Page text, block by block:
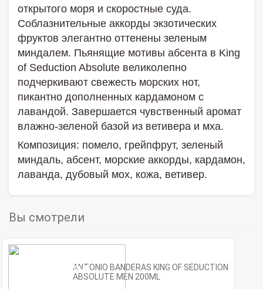
открытого моря и скоростные суда.
Соблазнительные аккорды экзотических
фруктов элегантно оттенены зеленым
миндалем. Пьянящие мотивы абсента в King
of Seduction Absolute великолепно
подчеркивают свежесть морских нот,
пикантно дополненных кардамоном с
лавандой. Завершается чувственный аромат
влажно-зеленой базой из ветивера и мха.
Композиция: помело, грейпфрут, зеленый
миндаль, абсент, морские аккорды, кардамон,
лаванда, дубовый мох, кожа, ветивер.
Вы смотрели
ANTONIO BANDERAS KING OF SEDUCTION
ABSOLUTE MEN 200ML